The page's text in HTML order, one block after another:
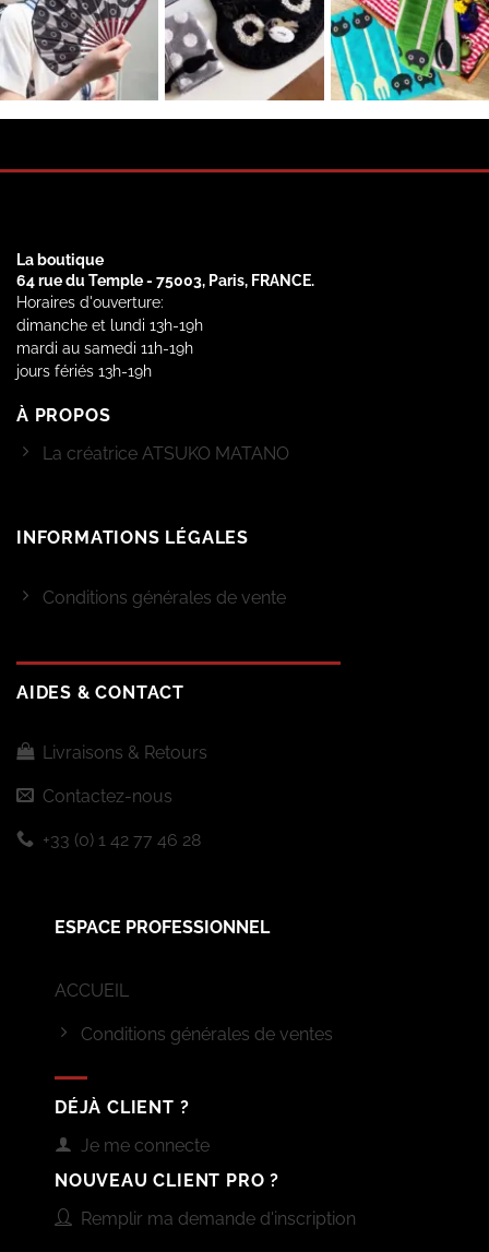
La boutique
64 rue du Temple - 75003, Paris, FRANCE.
Horaires d'ouverture:
dimanche et lundi 13h-19h
mardi au samedi 11h-19h
jours fériés 13h-19h
À PROPOS
La créatrice ATSUKO MATANO
INFORMATIONS LÉGALES
Conditions générales de vente
AIDES & CONTACT
Livraisons & Retours
Contactez-nous
+33 (0) 1 42 77 46 28
ESPACE PROFESSIONNEL
ACCUEIL
Conditions générales de ventes
DÉJÀ CLIENT ?
Je me connecte
NOUVEAU CLIENT PRO ?
Remplir ma demande d'inscription